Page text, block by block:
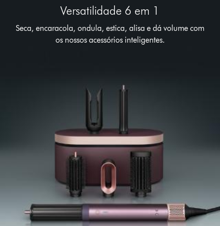
Versatilidade 6 em 1
Seca, encaracola, ondula, estica, alisa e dá volume com
os nossos acessórios inteligentes.